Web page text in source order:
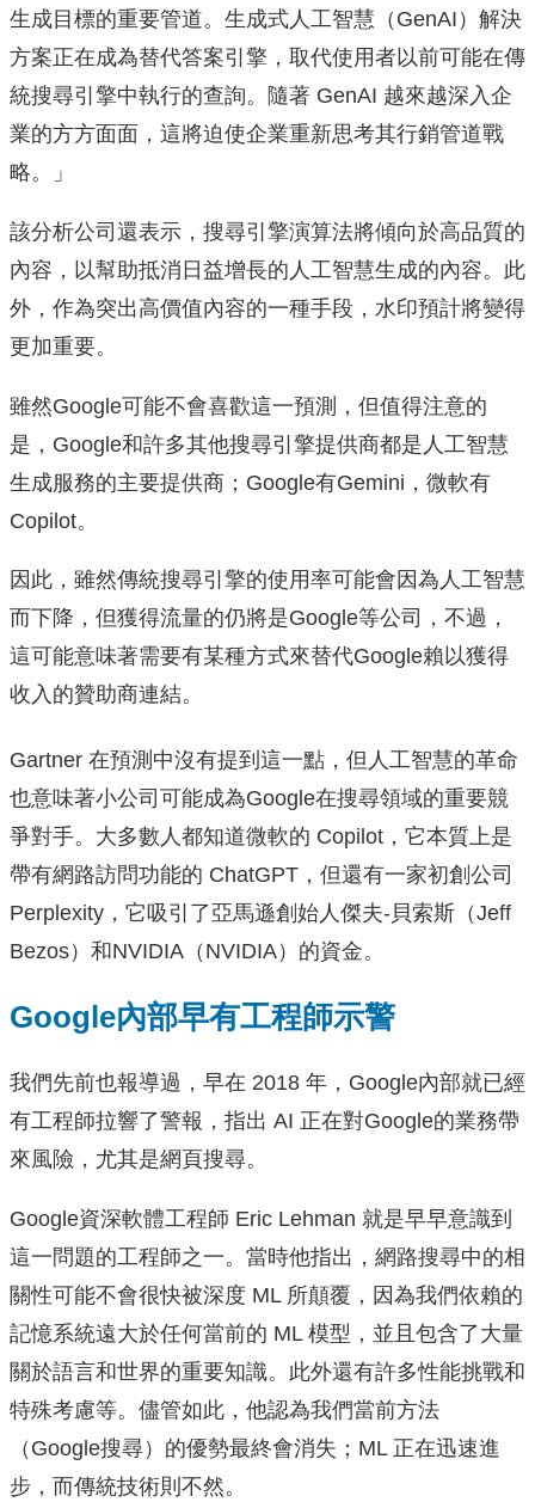
生成目標的重要管道。生成式人工智慧（GenAI）解決
方案正在成為替代答案引擎，取代使用者以前可能在傳
統搜尋引擎中執行的查詢。隨著 GenAI 越來越深入企
業的方方面面，這將迫使企業重新思考其行銷管道戰
略。」
該分析公司還表示，搜尋引擎演算法將傾向於高品質的
內容，以幫助抵消日益增長的人工智慧生成的內容。此
外，作為突出高價值內容的一種手段，水印預計將變得
更加重要。
雖然Google可能不會喜歡這一預測，但值得注意的
是，Google和許多其他搜尋引擎提供商都是人工智慧
生成服務的主要提供商；Google有Gemini，微軟有
Copilot。
因此，雖然傳統搜尋引擎的使用率可能會因為人工智慧
而下降，但獲得流量的仍將是Google等公司，不過，
這可能意味著需要有某種方式來替代Google賴以獲得
收入的贊助商連結。
Gartner 在預測中沒有提到這一點，但人工智慧的革命
也意味著小公司可能成為Google在搜尋領域的重要競
爭對手。大多數人都知道微軟的 Copilot，它本質上是
帶有網路訪問功能的 ChatGPT，但還有一家初創公司
Perplexity，它吸引了亞馬遜創始人傑夫-貝索斯（Jeff
Bezos）和NVIDIA（NVIDIA）的資金。
Google內部早有工程師示警
我們先前也報導過，早在 2018 年，Google內部就已經
有工程師拉響了警報，指出 AI 正在對Google的業務帶
來風險，尤其是網頁搜尋。
Google資深軟體工程師 Eric Lehman 就是早早意識到
這一問題的工程師之一。當時他指出，網路搜尋中的相
關性可能不會很快被深度 ML 所顛覆，因為我們依賴的
記憶系統遠大於任何當前的 ML 模型，並且包含了大量
關於語言和世界的重要知識。此外還有許多性能挑戰和
特殊考慮等。儘管如此，他認為我們當前方法
（Google搜尋）的優勢最終會消失；ML 正在迅速進
步，而傳統技術則不然。